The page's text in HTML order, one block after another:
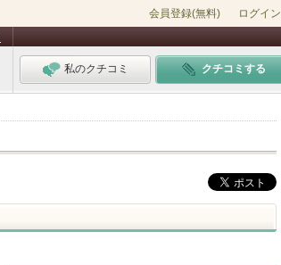
会員登録(無料) ログイン
私のクチコミ クチコミする